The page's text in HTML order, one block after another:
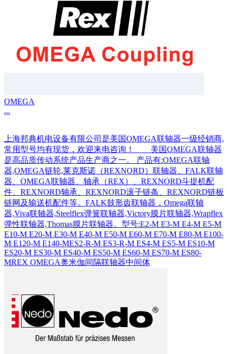
OMEGA
...
上海邦典机电设备有限公司是美国OMEGA联轴器一级经销商,
常用型号均有现货，欢迎来电咨询！ 美国OMEGA联轴器
是高品质传动系统产品生产商之一。 产品有:OMEGA联轴
器,OMEGA链轮,莱克斯诺（REXNORD）联轴器、FALK联轴
器、OMEGA联轴器、轴承（REX）、REXNORD斗提机配
件、REXNORD轴承、REXNORD滚子链条、REXNORD链板
链网及输送机配件等。FALK鼓形齿联轴器，Omega联轴
器,Viva联轴器,Steelflex弹簧联轴器,Victory膜片联轴器,Wrapflex
弹性联轴器,Thomas膜片联轴器。型号:E2-M E3-M E4-M E5-M
E10-M E20-M E30-M E40-M E50-M E60-M E70-M E80-M E100-
M E120-M E140-MES2-R-M ES3-R-M ES4-M ES5-M ES10-M
ES20-M ES30-M ES40-M ES50-M ES60-M ES70-M ES80-
MREX OMEGA奥米伽间隔联轴器中间体